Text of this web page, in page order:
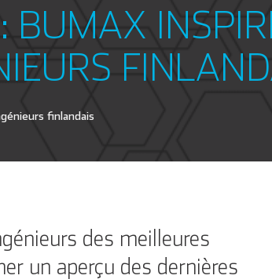
: BUMAX
finlandais
des meilleures
un aperçu des dernières